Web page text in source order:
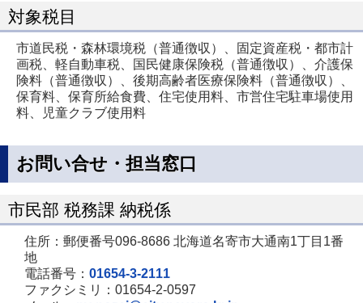
対象税目
市道民税・森林環境税（普通徴収）、固定資産税・都市計
画税、軽自動車税、国民健康保険税（普通徴収）、介護保
険料（普通徴収）、後期高齢者医療保険料（普通徴収）、
保育料、保育所給食費、住宅使用料、市営住宅駐車場使用
料、児童クラブ使用料
お問い合せ・担当窓口
市民部 税務課 納税係
住所：郵便番号096-8686 北海道名寄市大通南1丁目1番
地
電話番号： 01654-3-2111
ファクシミリ：01654-2-0597